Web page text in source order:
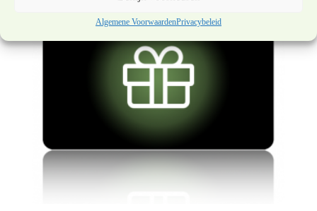
Algemene VoorwaardenPrivacybeleid